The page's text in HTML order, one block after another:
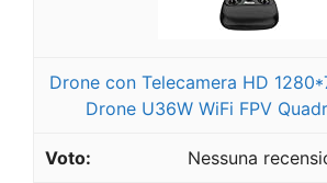
Drone con Telecamera HD
Drone U36W WiFi FPV
Nessuna